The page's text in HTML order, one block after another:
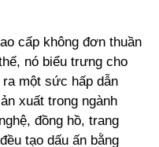
cấp không đơn thuần
nó biểu trưng cho
một sức hấp dẫn
xuất trong ngành
đồng hồ, trang
tạo dấu ấn bằng